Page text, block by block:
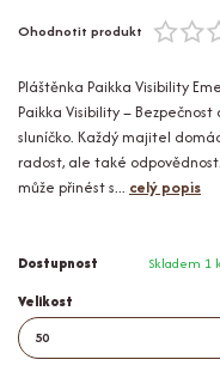
Ohodnotit produkt
Pláštěnka Paikka Visibility
Paikka Visibility – Bezpečnost
sluníčko. Každý majitel
radost, ale také
může přinést s... celý popis
Dostupnost Skladem 1
Velikost